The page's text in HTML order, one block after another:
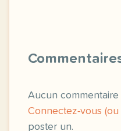
Aucun commentaire
Connectez-vous (ou
poster un.